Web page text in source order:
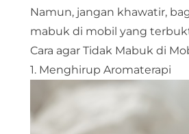
Namun, jangan khawatir,
mabuk di mobil yang
Cara agar Tidak Mabuk di
1. Menghirup Aromaterapi